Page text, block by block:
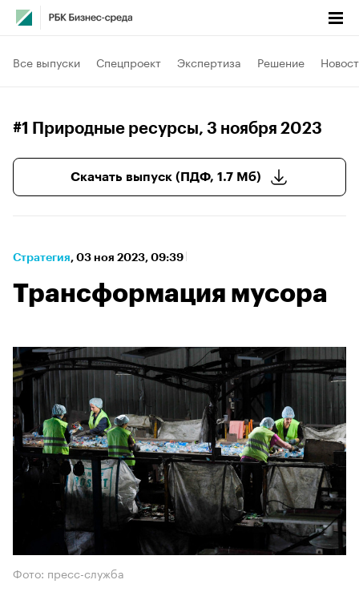
Все выпуски Спецпроект Экспертиза Решение
#1 Природные ресурсы, 3 ноября 2023
Скачать выпуск (ПДФ, 1.7 Мб)
Стратегия⁠, 03 ноя 2023, 09:39
Трансформация мусора
Фото: пресс-служба